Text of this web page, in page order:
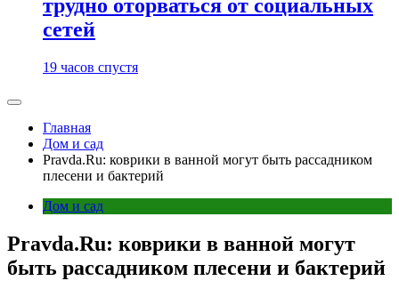
трудно оторваться от социальных
сетей
19 часов спустя
Главная
Дом и сад
Pravda.Ru: коврики в ванной могут быть рассадником
плесени и бактерий
Дом и сад
Pravda.Ru: коврики в ванной могут
быть рассадником плесени и бактерий